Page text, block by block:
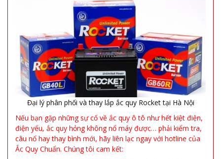
Đại lý phân phối và thay lắp ắc quy Rocket tại Hà Nội
Nếu bạn gặp những sự cố về ắc quy ô tô như hết kiệt điện,
điện yếu, ắc quy hỏng không nổ máy được… phải kiểm tra,
câu nổ hay thay bình mới, hãy liên lạc ngay với hotline của
Ắc Quy Chuẩn. Chúng tôi cam kết: